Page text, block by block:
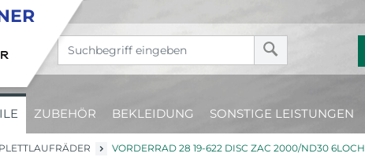
ZUBEHÖR BEKLEIDUNG SONSTIGE LEISTUNGEN
VORDERRAD 28 19-622 DISC ZAC 2000/ND30 6LOCH